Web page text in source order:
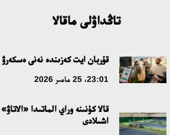
مە؟
18:16، 20 شىلدە 2026
ۇلتتىق ءارحيۆتىڭ
دامۋ باعىتى
تاڭداۋلى ماقالا
قۇربان ايت كەزىندە نەنى
23:01، 25 مامىر 2026
قالا كۇنىنە وراي الماتىدا
اشىلادى